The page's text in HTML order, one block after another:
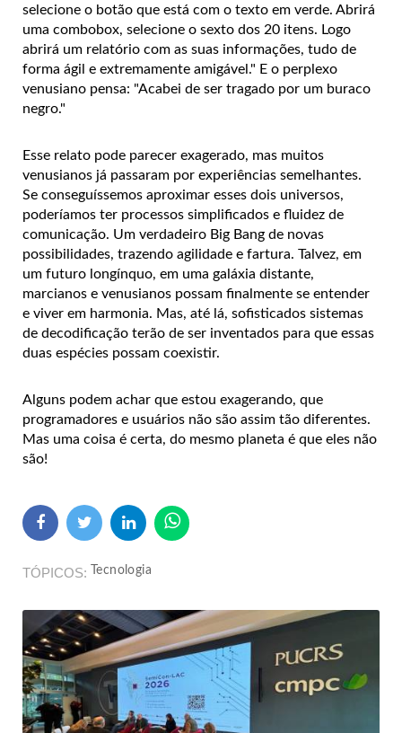
selecione o botão que está com o texto em verde. Abrirá
uma combobox, selecione o sexto dos 20 itens. Logo
abrirá um relatório com as suas informações, tudo de
forma ágil e extremamente amigável." E o perplexo
venusiano pensa: "Acabei de ser tragado por um buraco
negro."
Esse relato pode parecer exagerado, mas muitos
venusianos já passaram por experiências semelhantes.
Se conseguíssemos aproximar esses dois universos,
poderíamos ter processos simplificados e fluidez de
comunicação. Um verdadeiro Big Bang de novas
possibilidades, trazendo agilidade e fartura. Talvez, em
um futuro longínquo, em uma galáxia distante,
marcianos e venusianos possam finalmente se entender
e viver em harmonia. Mas, até lá, sofisticados sistemas
de decodificação terão de ser inventados para que essas
duas espécies possam coexistir.
Alguns podem achar que estou exagerando, que
programadores e usuários não são assim tão diferentes.
Mas uma coisa é certa, do mesmo planeta é que eles não
são!
TÓPICOS Tecnologia